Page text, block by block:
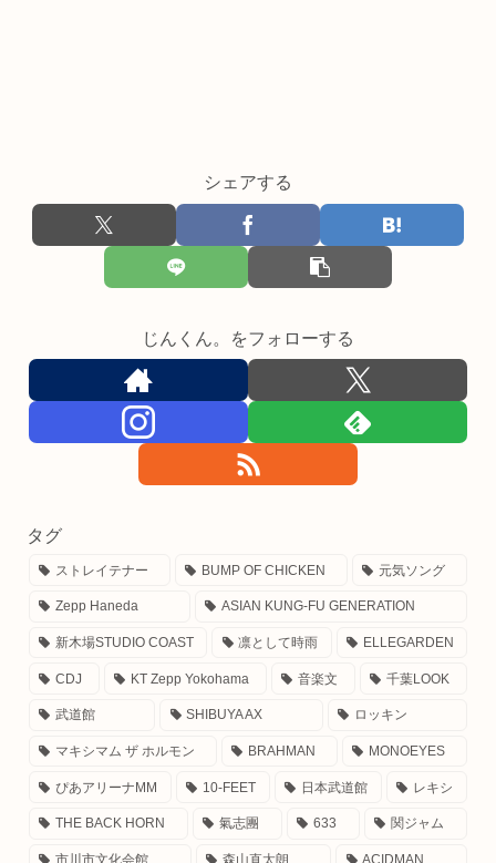
シェアする
じんくん。をフォローする
タグ
ストレイテナー BUMP OF CHICKEN 元気ソング
Zepp Haneda ASIAN KUNG-FU GENERATION
新木場STUDIO COAST 凛として時雨 ELLEGARDEN
CDJ KT Zepp Yokohama 音楽文 千葉LOOK
武道館 SHIBUYA AX ロッキン
マキシマム ザ ホルモン BRAHMAN MONOEYES
ぴあアリーナMM 10-FEET 日本武道館 レキシ
THE BACK HORN 氣志團 633 関ジャム
市川市文化会館 森山直太朗 ACIDMAN